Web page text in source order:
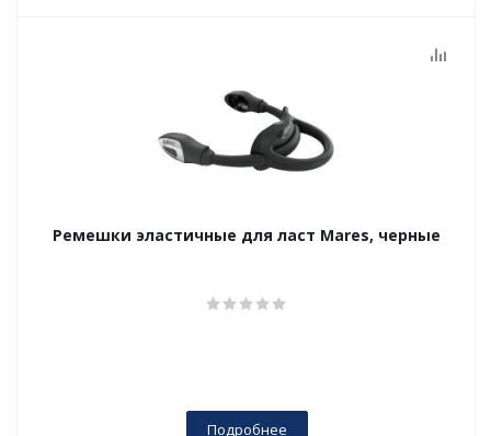
Ремешки эластичные для ласт Mares, черные
Подробнее